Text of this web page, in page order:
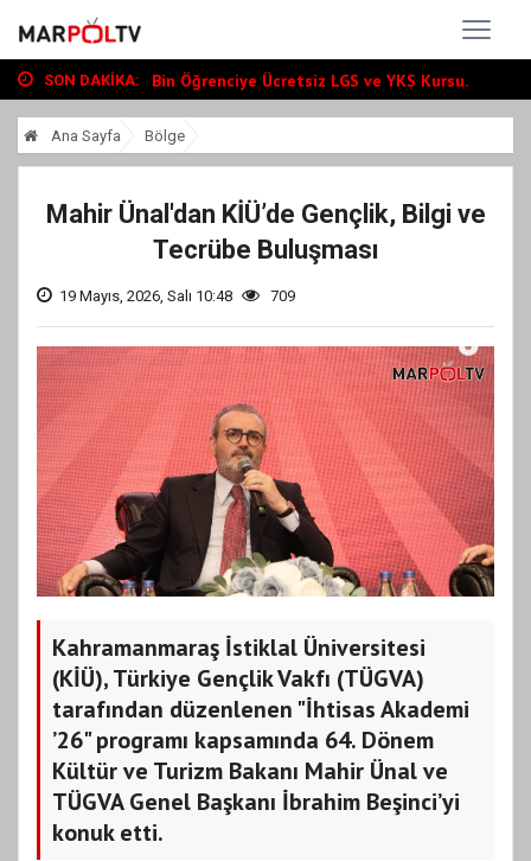
SON DAKIKA:
Bin Öğrenciye Ücretsiz LGS ve YKS Kursu...
“Tour Of Kahramanmaraş” Uluslararası Yol...
Ana Sayfa Bölge
Mahir Ünal'dan KİÜ’de Gençlik, Bilgi ve
Tecrübe Buluşması
19 Mayıs, 2026, Salı 10:48 709
Kahramanmaraş İstiklal Üniversitesi
(KİÜ), Türkiye Gençlik Vakfı (TÜGVA)
tarafından düzenlenen "İhtisas Akademi
’26" programı kapsamında 64. Dönem
Kültür ve Turizm Bakanı Mahir Ünal ve
TÜGVA Genel Başkanı İbrahim Beşinci’yi
konuk etti.